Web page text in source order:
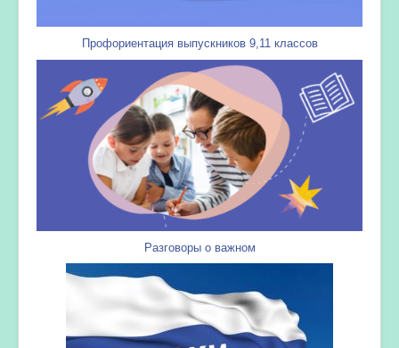
Профориентация выпускников 9,11 классов
Разговоры о важном